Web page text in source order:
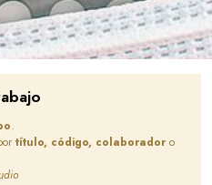
.
título, código, colaborador o